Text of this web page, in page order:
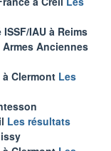
IAU à Reims
Anciennes
Clermont Les
Les résultats